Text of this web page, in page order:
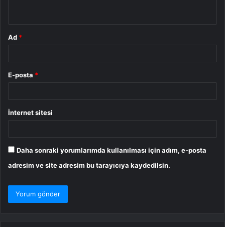
Ad *
E-posta *
İnternet sitesi
Daha sonraki yorumlarımda kullanılması için adım, e-posta
adresim ve site adresim bu tarayıcıya kaydedilsin.